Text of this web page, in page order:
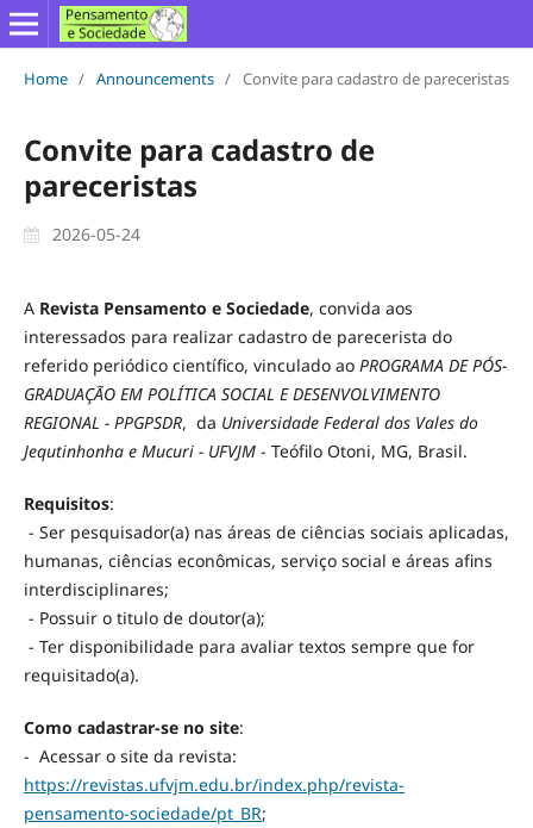
Home / Announcements / Convite para cadastro de pareceristas
Convite para cadastro de
pareceristas
2026-05-24
A Revista Pensamento e Sociedade, convida aos
interessados para realizar cadastro de parecerista do
referido periódico científico, vinculado ao PROGRAMA DE PÓS-
GRADUAÇÃO EM POLÍTICA SOCIAL E DESENVOLVIMENTO
REGIONAL - PPGPSDR, da Universidade Federal dos Vales do
Jequtinhonha e Mucuri - UFVJM- Teófilo Otoni, MG, Brasil.
Requisitos:
- Ser pesquisador(a) nas áreas de ciências sociais aplicadas,
humanas, ciências econômicas, serviço social e áreas afins
interdisciplinares;
- Possuir o titulo de doutor(a);
- Ter disponibilidade para avaliar textos sempre que for
requisitado(a).
Como cadastrar-se no site:
- Acessar o site da revista:
https://revistas.ufvjm.edu.br/index.php/revista-
pensamento-sociedade/pt_BR;